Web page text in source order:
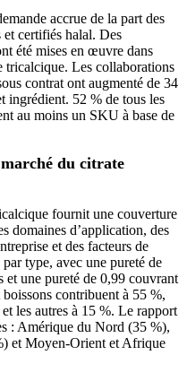
accrue de la part des
certifiés halal. Des
été mises en œuvre dans
tricalcique. Les collaborations
contrat ont augmenté de 34
52 % de tous les
au moins un SKU à base de
du citrate
fournit une couverture
domaines d’application, des
et des facteurs de
type, avec une pureté de
et une pureté de 0,99 couvrant
contribuent à 55 %,
les autres à 15 %. Le rapport
: Amérique du Nord (35 %),
et Moyen-Orient et Afrique